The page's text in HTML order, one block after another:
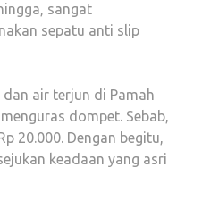
sangat
sepatu anti slip
air terjun di Pamah
dompet. Sebab,
20.000. Dengan begitu,
keadaan yang asri